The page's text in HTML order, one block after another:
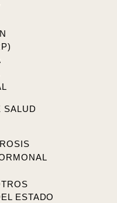
SALUD
ESTADO